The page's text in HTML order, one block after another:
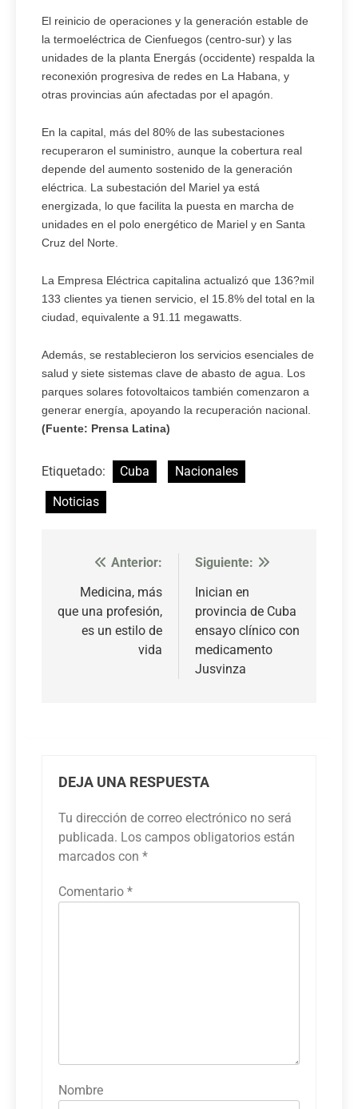
El reinicio de operaciones y la generación estable de
la termoeléctrica de Cienfuegos (centro-sur) y las
unidades de la planta Energás (occidente) respalda la
reconexión progresiva de redes en La Habana, y
otras provincias aún afectadas por el apagón.
En la capital, más del 80% de las subestaciones
recuperaron el suministro, aunque la cobertura real
depende del aumento sostenido de la generación
eléctrica. La subestación del Mariel ya está
energizada, lo que facilita la puesta en marcha de
unidades en el polo energético de Mariel y en Santa
Cruz del Norte.
La Empresa Eléctrica capitalina actualizó que 136?mil
133 clientes ya tienen servicio, el 15.8% del total en la
ciudad, equivalente a 91.11 megawatts.
Además, se restablecieron los servicios esenciales de
salud y siete sistemas clave de abasto de agua. Los
parques solares fotovoltaicos también comenzaron a
generar energía, apoyando la recuperación nacional.
(Fuente: Prensa Latina)
Etiquetado: Cuba
Nacionales
Noticias
Navegación
entradas
Anterior:
Medicina, más
que una profesión,
es un estilo de
vida
Siguiente:
Inician en
provincia de Cuba
ensayo clínico con
medicamento
Jusvinza
DEJA UNA RESPUESTA
Tu dirección de correo electrónico no será
publicada. Los campos obligatorios están
marcados con *
Comentario *
Nombre